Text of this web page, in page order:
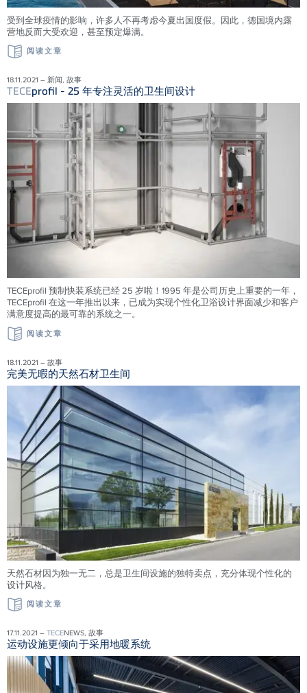
受到全球疫情的影响，许多人不再考虑今夏出国度假。因此，德国境内露
营地反而大受欢迎，甚至预定爆满。
阅读文章
18.11.2021 – 新闻, 故事
TECEprofil - 25 年专注灵活的卫生间设计
TECEprofil 预制快装系统已经 25 岁啦！1995 年是公司历史上重要的一年，
TECEprofil 在这一年推出以来，已成为实现个性化卫浴设计界面减少和客户
满意度提高的最可靠的系统之一。
阅读文章
18.11.2021 – 故事
完美无暇的天然石材卫生间
天然石材因为独一无二，总是卫生间设施的独特卖点，充分体现个性化的
设计风格。
阅读文章
17.11.2021 – TECENEWS, 故事
运动设施更倾向于采用地暖系统